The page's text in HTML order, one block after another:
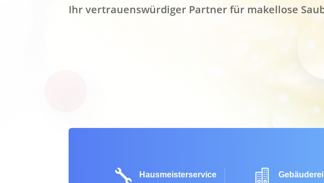
Ihr vertrauenswürdiger Partner für makellose
 Hausmeisterservice 